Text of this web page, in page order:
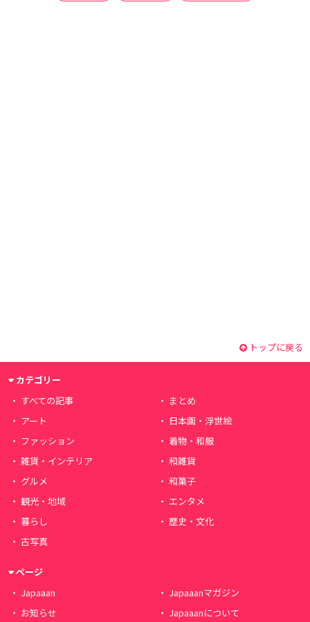
トップに戻る
カテゴリー
すべての記事
まとめ
アート
日本画・浮世絵
ファッション
着物・和服
雑貨・インテリア
和雑貨
グルメ
和菓子
観光・地域
エンタメ
暮らし
歴史・文化
古写真
ページ
Japaaan
Japaaanマガジン
お知らせ
Japaaanについて